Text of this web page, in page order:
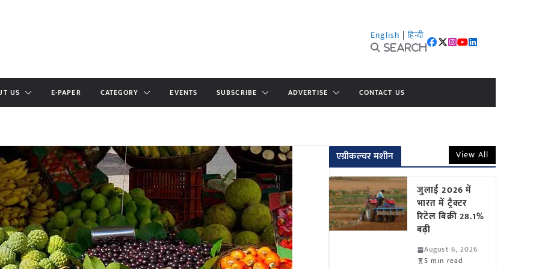
English | हिन्दी
Search
US E-PAPER CATEGORY EVENTS SUBSCRIBE ADVERTISE CONTACT US
एग्रीकल्चर मशीन View All
जुलाई 2026 में
भारत में ट्रैक्टर
रिटेल बिक्री 28.1%
बढ़ी
August 6, 2026
5 min read